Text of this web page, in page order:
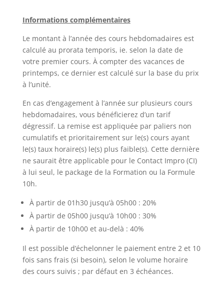
Informations complémentaires
Le montant à l’année des cours hebdomadaires est
calculé au prorata temporis, ie. selon la date de
votre premier cours. À compter des vacances de
printemps, ce dernier est calculé sur la base du prix
à l’unité.
En cas d’engagement à l’année sur plusieurs cours
hebdomadaires, vous bénéficierez d’un tarif
dégressif. La remise est appliquée par paliers non
cumulatifs et prioritairement sur le(s) cours ayant
le(s) taux horaire(s) le(s) plus faible(s). Cette dernière
ne saurait être applicable pour le Contact Impro (CI)
à lui seul, le package de la Formation ou la Formule
10h.
À partir de 01h30 jusqu’à 05h00 : 20%
À partir de 05h00 jusqu’à 10h00 : 30%
À partir de 10h00 et au-delà : 40%
Il est possible d’échelonner le paiement entre 2 et 10
fois sans frais (si besoin), selon le volume horaire
des cours suivis ; par défaut en 3 échéances.